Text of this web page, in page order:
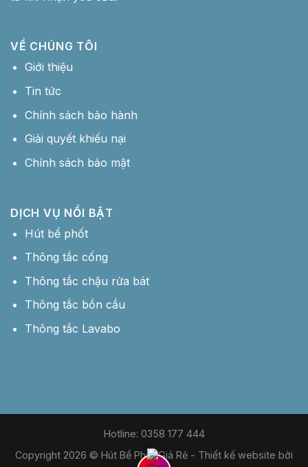
VỀ CHÚNG TÔI
Giới thiệu
Tin tức
Chính sách bảo hành
Giải quyết khiếu nại
Chính sách bảo mật
DỊCH VỤ NỔI BẬT
Hút bể phốt
Thông tắc cống
Thông tắc chậu rửa bát
Thông tắc bồn cầu
Thông tắc Lavabo
Hotline: 0358 177 444
Copyright 2026 © Hút Bể Phốt Giá Rẻ - Thiết kế website bởi